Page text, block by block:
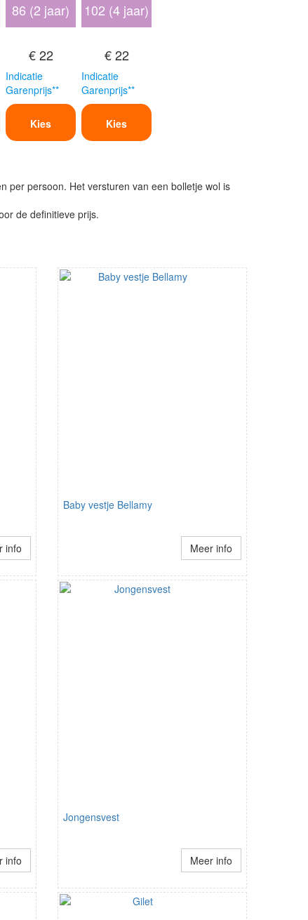
86 (2 jaar)
€ 22
Indicatie
Garenprijs**
Kies
102 (4 jaar)
€ 22
Indicatie
Garenprijs**
Kies
per persoon. Het versturen van een bolletje wol is
de definitieve prijs.
info
Baby vestje Bellamy
Meer info
info
Jongensvest
Meer info